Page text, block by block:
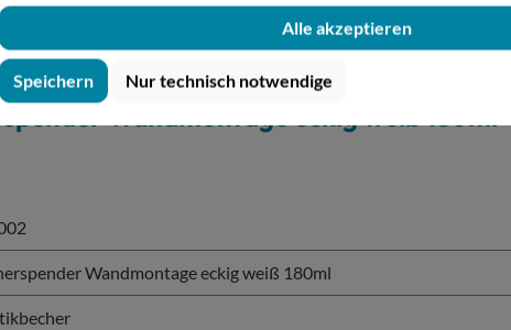
Wandmontage eckig weiß 180ml"
Wandmontage eckig weiß 180ml
Alle akzeptieren
Speichern Nur technisch notwendige